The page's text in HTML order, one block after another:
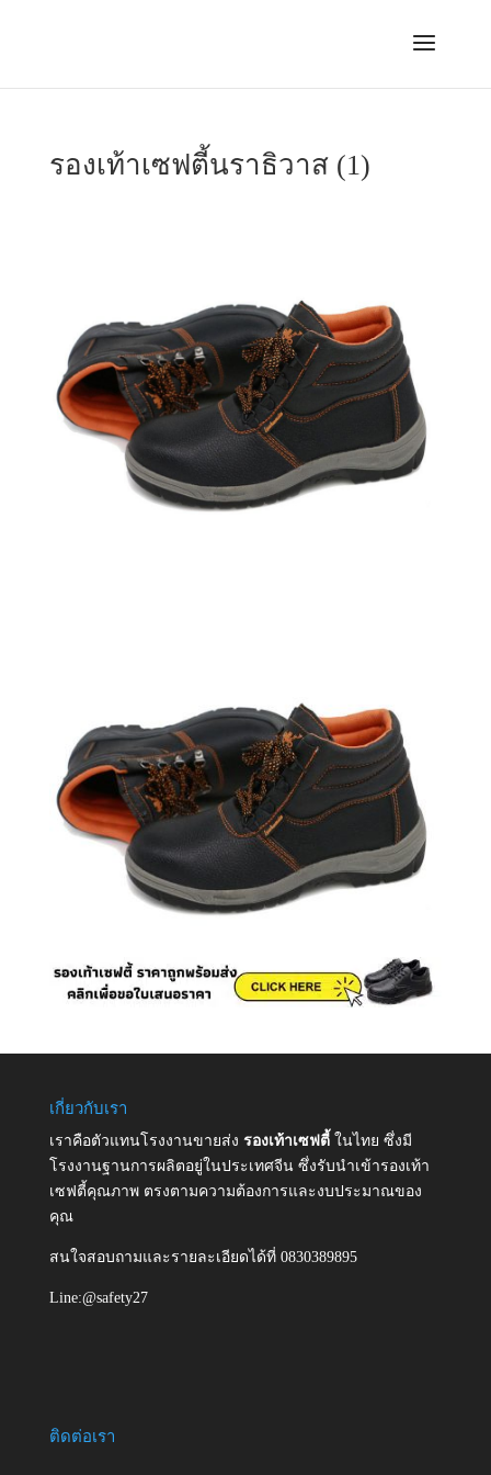
รองเท้าเซฟตี้นราธิวาส (1)
เกี่ยวกับเรา
เราคือตัวแทนโรงงานขายส่ง รองเท้าเซฟตี้ ในไทย ซึ่งมี
โรงงานฐานการผลิตอยู่ในประเทศจีน ซึ่งรับนำเข้ารองเท้า
เซฟตี้คุณภาพ ตรงตามความต้องการและงบประมาณของ
คุณ
สนใจสอบถามและรายละเอียดได้ที่ 0830389895
Line:@safety27
ติดต่อเรา